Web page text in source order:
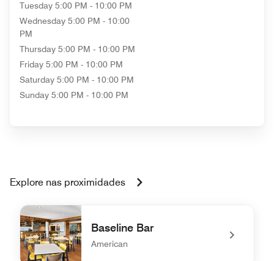
Tuesday 5:00 PM - 10:00 PM
Wednesday 5:00 PM - 10:00
PM
Thursday 5:00 PM - 10:00 PM
Friday 5:00 PM - 10:00 PM
Saturday 5:00 PM - 10:00 PM
Sunday 5:00 PM - 10:00 PM
Explore nas proximidades
Baseline Bar
American